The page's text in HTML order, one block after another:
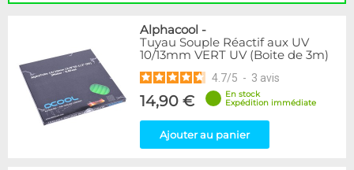
Alphacool -
Tuyau Souple Réactif aux UV
10/13mm VERT UV (Boite de 3m)
4.7/5 - 3 avis
14,90 €
En stock
Expédition immédiate
Ajouter au panier